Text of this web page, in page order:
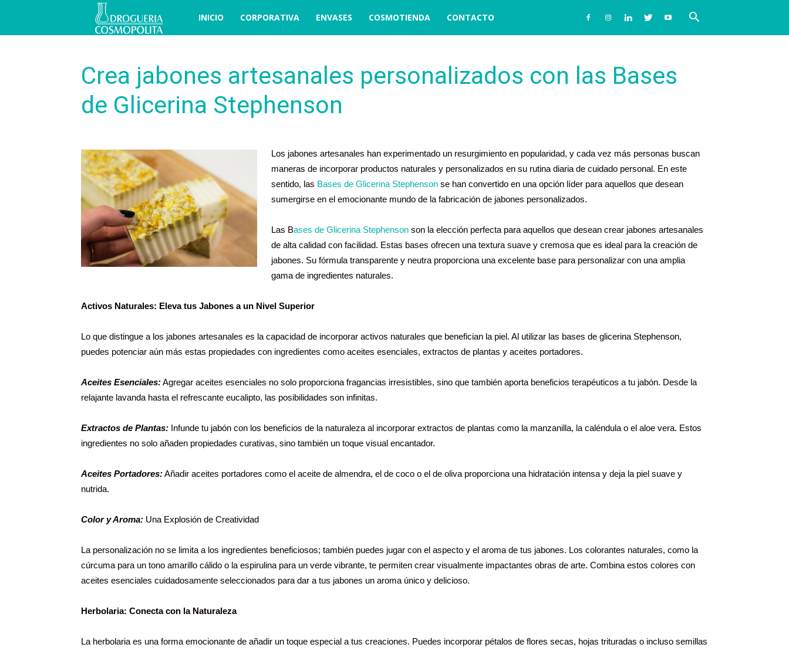
COSBLOG
INICIO CORPORATIVA ENVASES COSMOTIENDA CONTACTO
Crea jabones artesanales personalizados con las Bases
de Glicerina Stephenson
Los jabones artesanales han experimentado un resurgimiento en popularidad, y cada vez más personas buscan
maneras de incorporar productos naturales y personalizados en su rutina diaria de cuidado personal. En este
sentido, las Bases de Glicerina Stephenson se han convertido en una opción líder para aquellos que desean
sumergirse en el emocionante mundo de la fabricación de jabones personalizados.
Las Bases de Glicerina Stephenson son la elección perfecta para aquellos que desean crear jabones artesanales
de alta calidad con facilidad. Estas bases ofrecen una textura suave y cremosa que es ideal para la creación de
jabones. Su fórmula transparente y neutra proporciona una excelente base para personalizar con una amplia
gama de ingredientes naturales.
Activos Naturales: Eleva tus Jabones a un Nivel Superior
Lo que distingue a los jabones artesanales es la capacidad de incorporar activos naturales que benefician la piel. Al utilizar las bases de glicerina Stephenson,
puedes potenciar aún más estas propiedades con ingredientes como aceites esenciales, extractos de plantas y aceites portadores.
Aceites Esenciales:Agregar aceites esenciales no solo proporciona fragancias irresistibles, sino que también aporta beneficios terapéuticos a tu jabón. Desde la
relajante lavanda hasta el refrescante eucalipto, las posibilidades son infinitas.
Extractos de Plantas: Infunde tu jabón con los beneficios de la naturaleza al incorporar extractos de plantas como la manzanilla, la caléndula o el aloe vera. Estos
ingredientes no solo añaden propiedades curativas, sino también un toque visual encantador.
Aceites Portadores:Añadir aceites portadores como el aceite de almendra, el de coco o el de oliva proporciona una hidratación intensa y deja la piel suave y
nutrida.
Color y Aroma: Una Explosión de Creatividad
La personalización no se limita a los ingredientes beneficiosos; también puedes jugar con el aspecto y el aroma de tus jabones. Los colorantes naturales, como la
cúrcuma para un tono amarillo cálido o la espirulina para un verde vibrante, te permiten crear visualmente impactantes obras de arte. Combina estos colores con
aceites esenciales cuidadosamente seleccionados para dar a tus jabones un aroma único y delicioso.
Herbolaria: Conecta con la Naturaleza
La herbolaria es una forma emocionante de añadir un toque especial a tus creaciones. Puedes incorporar pétalos de flores secas, hojas trituradas o incluso semillas